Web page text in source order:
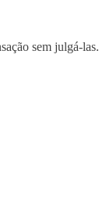
sem julgá-las.